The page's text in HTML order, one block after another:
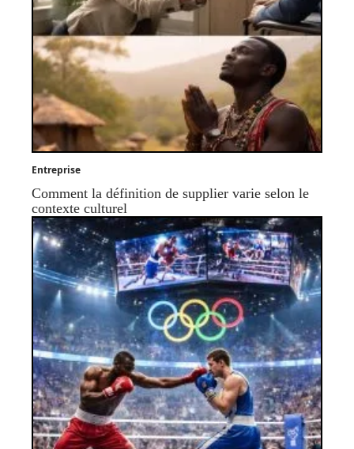
Entreprise
Comment la définition de supplier varie selon le
contexte culturel